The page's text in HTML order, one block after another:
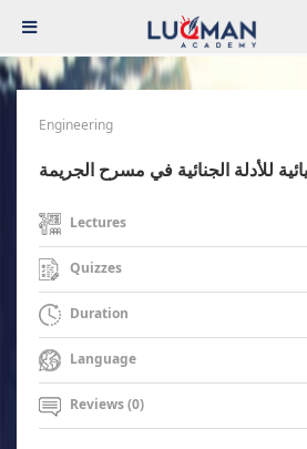
Engineering
للأدلة الجنائية في مسرح الجريمة
Lectures
Quizzes
Duration
Language
Reviews (0)